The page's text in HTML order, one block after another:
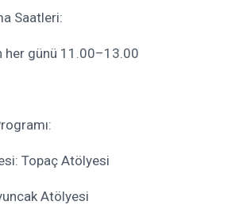
Saatleri:
her günü 11.00–13.00
Topaç Atölyesi
Atölyesi